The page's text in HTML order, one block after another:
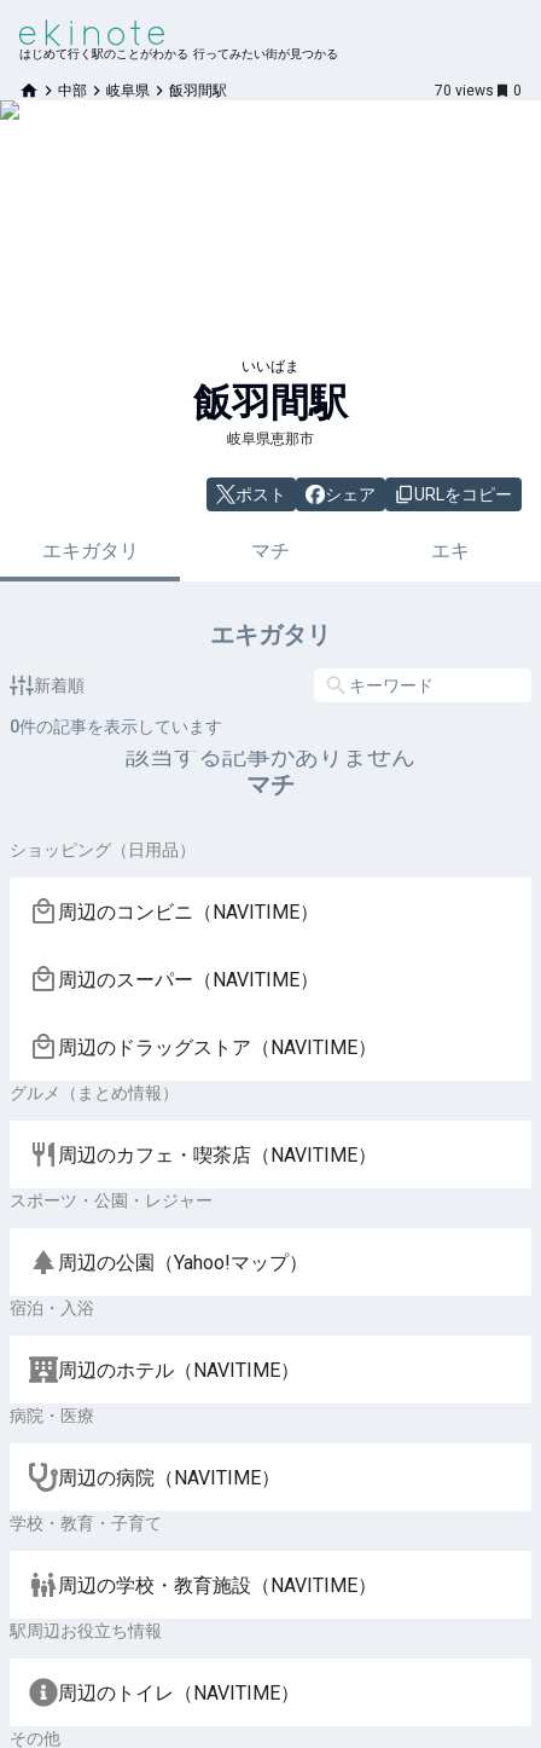
はじめて行く駅のことがわかる 行ってみたい街が見つかる
中部 岐阜県 飯羽間駅 70 views 0
いいばま
飯羽間駅
岐阜県恵那市
ポスト シェア URLをコピー
エキガタリ マチ エキ
エキガタリ
新着順
0件の記事を表示しています
該当する記事がありません
マチ
ショッピング（日用品）
周辺のコンビニ（NAVITIME）
周辺のスーパー（NAVITIME）
周辺のドラッグストア（NAVITIME）
グルメ（まとめ情報）
周辺のカフェ・喫茶店（NAVITIME）
スポーツ・公園・レジャー
周辺の公園（Yahoo!マップ）
宿泊・入浴
周辺のホテル（NAVITIME）
病院・医療
周辺の病院（NAVITIME）
学校・教育・子育て
周辺の学校・教育施設（NAVITIME）
駅周辺お役立ち情報
周辺のトイレ（NAVITIME）
その他